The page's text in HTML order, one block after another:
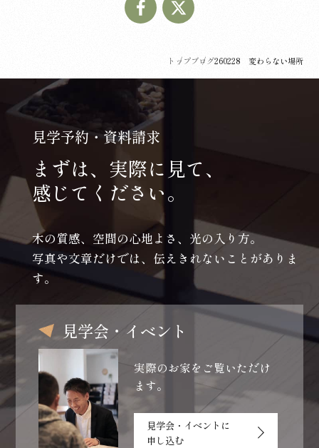
トップブログ260228 変わらない場所
見学予約・資料請求
まずは、実際に見て、
感じてください。
木の質感、空間の心地よさ、光の入り方。
写真や文章だけでは、伝えきれないことがありま
す。
見学会・イベント
実際のお家をご覧いただけ
ます。
見学会・イベントに
申し込む